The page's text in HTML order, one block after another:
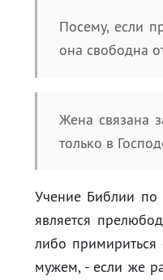
Посему, если
она свободна
Жена связана
только в
Учение Библии по
является
либо
мужем, - если же